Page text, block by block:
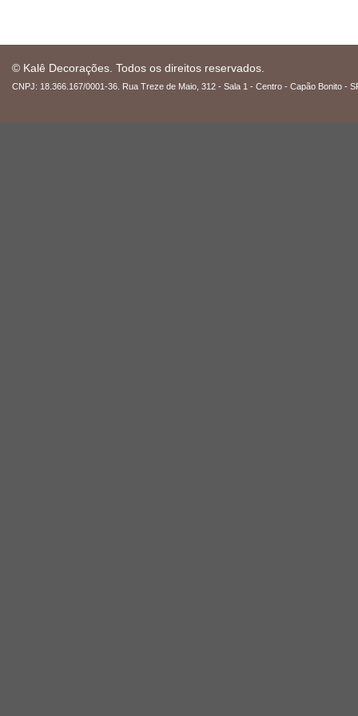
© Kalê Decorações. Todos os direitos reservados.
CNPJ: 18.366.167/0001-36. Rua Treze de Maio, 312 - Sala 1 - Centro - Capão Bonito -